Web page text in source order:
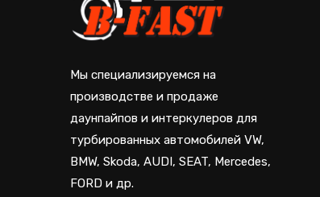
Мы специализируемся на
производстве и продаже
даунпайпов и интеркулеров для
турбированных автомобилей VW,
BMW, Skoda, AUDI, SEAT, Mercedes,
FORD и др.